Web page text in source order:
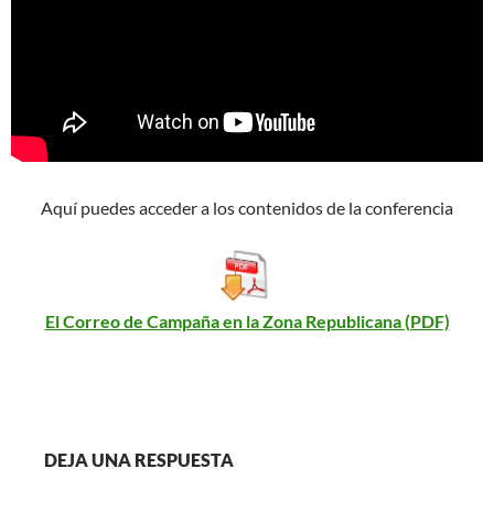
Aquí puedes acceder a los contenidos de la conferencia
El Correo de Campaña en la Zona Republicana (PDF)
DEJA UNA RESPUESTA